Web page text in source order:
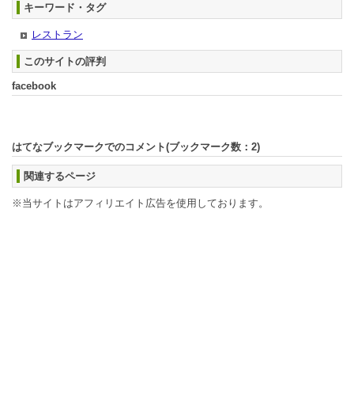
キーワード・タグ
レストラン
このサイトの評判
facebook
はてなブックマークでのコメント(ブックマーク数： 2)
関連するページ
※当サイトはアフィリエイト広告を使用しております。